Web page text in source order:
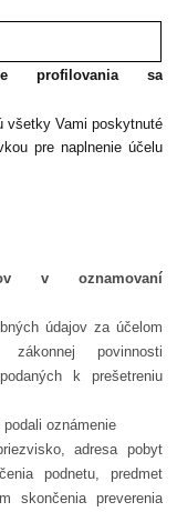
profilovania sa
všetky Vami poskytnuté
pre naplnenie účelu
v oznamovaní
údajov za účelom
povinnosti
k prešetreniu
oznámenie
adresa pobyt
podnetu, predmet
skončenia preverenia